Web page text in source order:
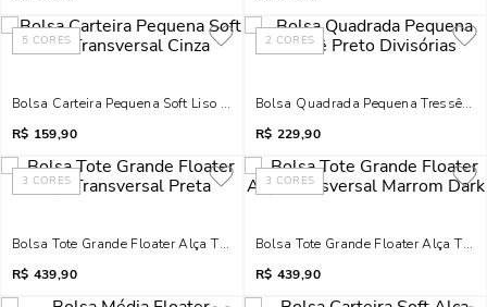
5 CORES
Bolsa Carteira Pequena Soft Liso Transversal Cinza
R$ 159,90
2 CORES
Bolsa Quadrada Pequena Tressê
R$ 229,90
3 CORES
Bolsa Tote Grande Floater Alça Transversal Preta
R$ 439,90
3 CORES
Bolsa Tote Grande Floater Alça
R$ 439,90